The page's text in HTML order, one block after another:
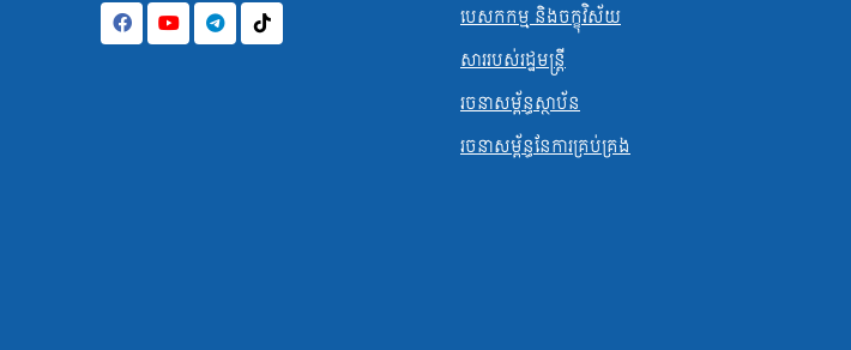
បេសកកម្ម និងចក្ខុវិស័យ
សាររបស់រដ្ឋមន្ត្រី
រចនាសម្ព័ន្ធស្ថាប័ន
រចនាសម្ព័ន្ធនែការគ្រប់គ្រង